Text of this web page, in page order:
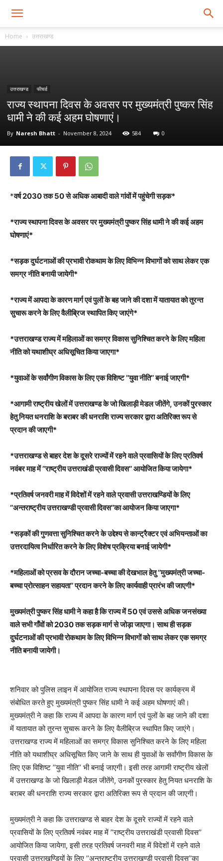
Home उत्तराखण्ड
उत्तराखण्ड फीचर्ड
राज्य स्थापना दिवस के अवसर पर मुख्यमंत्री पुष्कर सिंह
धामी ने की कई अहम घोषणाएं।
By Naresh Bhatt - November 8, 2024 584 0
*वर्ष 2030 तक 50 से अधिक आबादी वाले गांवों में पहुंचेगी सड़क*
*राज्य स्थापना दिवस के अवसर पर मुख्यमंत्री पुष्कर सिंह धामी ने की कई अहम
घोषणाएं*
*सड़क दुर्घटनाओं की प्रभावी रोकथाम के लिए विभिन्न विभागों को साथ लेकर एक
समग्र नीति बनायी जायेगी*
*राज्य में आपदा के कारण मार्ग एवं पुलों के बह जाने की दशा में यातायात को तुरन्त
सुचारू करने के लिए वैलीब्रिज स्थापित किए जाएंगे*
*उत्तराखण्ड राज्य में महिलाओं का समग्र विकास सुनिश्चित करने के लिए महिला
नीति को यथाशीघ्र अधिसूचित किया जाएगा*
*युवाओं के सर्वांगीण विकास के लिए एक विशिष्ट ’’युवा नीति’’ बनाई जाएगी*
*आगामी राष्ट्रीय खेलों में उत्तराखण्ड के जो खिलाड़ी मेडल जीतेंगे, उनकों पुरस्कार
हेतु नियत धनराशि के बराबर की धनराशि राज्य सरकार द्वारा अतिरिक्त रूप से
प्रदान की जाएगी*
*उत्तराखण्ड से बाहर देश के दूसरे राज्यों में रहने वाले प्रवासियों के लिए प्रतिवर्ष
नवंबर माह में ’’राष्ट्रीय उत्तराखंडी प्रवासी दिवस’’ आयोजित किया जायेगा*
*प्रतिवर्ष जनवरी माह में विदेशों में रहने वाले प्रवासी उत्तराखण्डियों के लिए
’’अन्तराष्ट्रीय उत्तराखण्डी प्रवासी दिवस’’का आयोजन किया जाएगा*
*सड़कों की गुणवत्ता सुनिश्चित करने के उद्देश्य से कान्ट्रैक्टर एवं अभियन्ताओं का
उत्तरदायित्व निर्धारित करने के लिए विशेष प्रक्रिया बनाई जायेगी*
*महिलाओं को प्रसव के दौरान जच्चा-बच्चा की देखभाल हेतु ’’मुख्यमंत्री जच्चा-
बच्चा प्रोत्साहन सहायता’’ प्रदान करने के लिए कार्यवाही प्रारंभ की जाएगी*
मुख्यमंत्री पुष्कर सिंह धामी ने कहा है कि राज्य में 50 एवं उससे अधिक जनसंख्या
वाले सभी गाँवों को 2030 तक सड़क मार्ग से जोड़ा जाएगा। साथ ही सड़क
दुर्घटनाओं की प्रभावी रोकथाम के लिए विभिन्न विभागों को साथ लेकर एक समग्र
नीति बनायी जायेगी।
शनिवार को पुलिस लाइन में आयोजित राज्य स्थापना दिवस पर कार्यक्रम में
संबोधित करते हुए मुख्यमंत्री पुष्कर सिंह धामी ने कई अहम घोषणाएं की।
मुख्यमंत्री ने कहा कि राज्य में आपदा के कारण मार्ग एवं पुलों के बह जाने की दशा
में यातायात को तुरन्त सुचारू करने के लिए वैलीब्रिज स्थापित किए जाएंगे।
उत्तराखण्ड राज्य में महिलाओं का समग्र विकास सुनिश्चित करने के लिए महिला
नीति को यथाशीघ्र अधिसूचित किए जाने के साथ ही युवाओं के सर्वांगीण विकास के
लिए एक विशिष्ट ’’युवा नीति’’ भी बनाई जाएगी। इसी तरह आगामी राष्ट्रीय खेलों
में उत्तराखण्ड के जो खिलाड़ी मेडल जीतेंगे, उनकों पुरस्कार हेतु नियत धनराशि के
बराबर की धनराशि राज्य सरकार द्वारा अतिरिक्त रूप से प्रदान की जाएगी।
मुख्यमंत्री ने कहा कि उत्तराखण्ड से बाहर देश के दूसरे राज्यों में रहने वाले
प्रवासियों के लिए प्रतिवर्ष नवंबर माह में ’’राष्ट्रीय उत्तराखंडी प्रवासी दिवस’’
आयोजित किया जायेगा, इसी तरह प्रतिवर्ष जनवरी माह में विदेशों में रहने वाले
प्रवासी उत्तराखण्डियों के लिए ’’अन्तराष्ट्रीय उत्तराखण्डी प्रवासी दिवस’’का